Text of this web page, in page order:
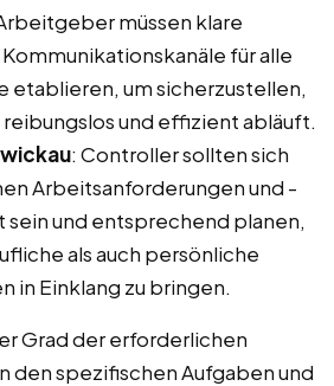
müssen klare
für alle
etablieren, um sicherzustellen,
und effizient abläuft.
: Controller sollten sich
Arbeitsanforderungen und -
sein und entsprechend planen,
als auch persönliche
in Einklang zu bringen.
Grad der erforderlichen
den spezifischen Aufgaben und